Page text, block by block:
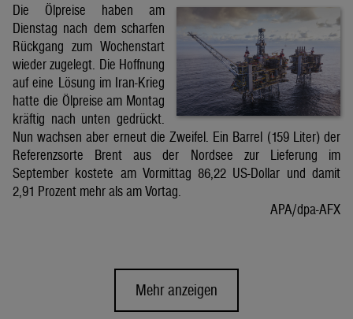
Die Ölpreise haben am
Dienstag nach dem scharfen
Rückgang zum Wochenstart
wieder zugelegt. Die Hoffnung
auf eine Lösung im Iran-Krieg
hatte die Ölpreise am Montag
kräftig nach unten gedrückt.
Nun wachsen aber erneut die Zweifel. Ein Barrel (159 Liter) der
Referenzsorte Brent aus der Nordsee zur Lieferung im
September kostete am Vormittag 86,22 US-Dollar und damit
2,91 Prozent mehr als am Vortag.
APA/dpa-AFX
Mehr anzeigen